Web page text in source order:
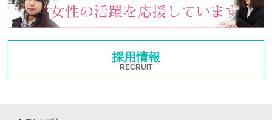
採用情報
RECRUIT